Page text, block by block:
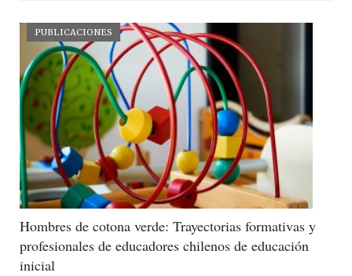
PUBLICACIONES
Hombres de cotona verde: Trayectorias formativas y
profesionales de educadores chilenos de educación
inicial